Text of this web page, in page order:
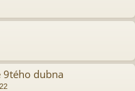
9tého dubna